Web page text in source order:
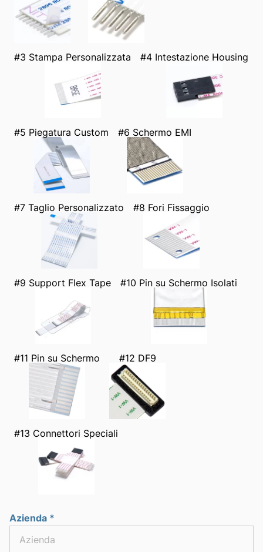
#3 Stampa Personalizzata #4 Intestazione Housing
#5 Piegatura Custom #6 Schermo EMI
#7 Taglio Personalizzato #8 Fori Fissaggio
#9 Support Flex Tape #10 Pin su Schermo Isolati
#11 Pin su Schermo #12 DF9
#13 Connettori Speciali
Azienda *